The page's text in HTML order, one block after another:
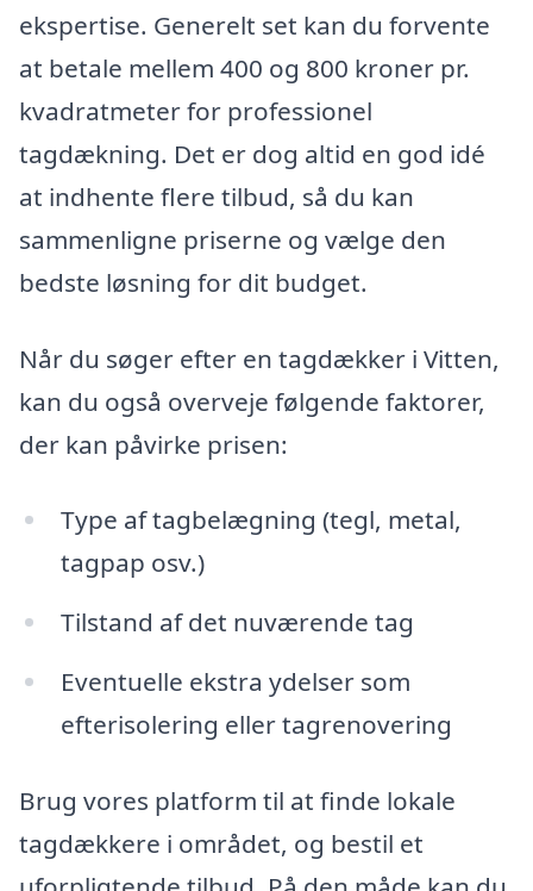
ekspertise. Generelt set kan du forvente
at betale mellem 400 og 800 kroner pr.
kvadratmeter for professionel
tagdækning. Det er dog altid en god idé
at indhente flere tilbud, så du kan
sammenligne priserne og vælge den
bedste løsning for dit budget.
Når du søger efter en tagdækker i Vitten,
kan du også overveje følgende faktorer,
der kan påvirke prisen:
Type af tagbelægning (tegl, metal,
tagpap osv.)
Tilstand af det nuværende tag
Eventuelle ekstra ydelser som
efterisolering eller tagrenovering
Brug vores platform til at finde lokale
tagdækkere i området, og bestil et